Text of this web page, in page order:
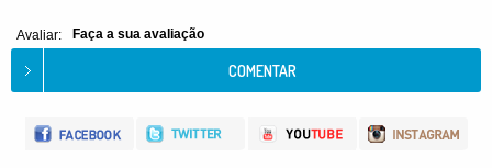
Avaliar: Faça a sua avaliação